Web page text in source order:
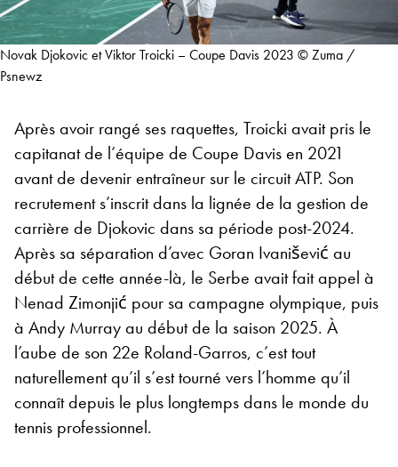
Novak Djokovic et Viktor Troicki – Coupe Davis 2023 © Zuma /
Psnewz
Après avoir rangé ses raquettes, Troicki avait pris le
capitanat de l’équipe de Coupe Davis en 2021
avant de devenir entraîneur sur le circuit ATP. Son
recrutement s’inscrit dans la lignée de la gestion de
carrière de Djokovic dans sa période post-2024.
Après sa séparation d’avec Goran Ivanišević au
début de cette année-là, le Serbe avait fait appel à
Nenad Zimonjić pour sa campagne olympique, puis
à Andy Murray au début de la saison 2025. À
l’aube de son 22e Roland-Garros, c’est tout
naturellement qu’il s’est tourné vers l’homme qu’il
connaît depuis le plus longtemps dans le monde du
tennis professionnel.